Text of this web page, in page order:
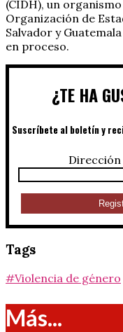
(CIDH), un
Organización de
Salvador y
en proceso.
¿TE HA
Suscríbete al boletín y
Tags
#Violencia de género
Más...